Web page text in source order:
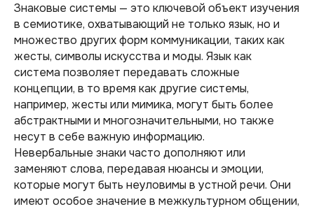
Знаковые системы — это ключевой объект изучения
в семиотике, охватывающий не только язык, но и
множество других форм коммуникации, таких как
жесты, символы искусства и моды. Язык как
система позволяет передавать сложные
концепции, в то время как другие системы,
например, жесты или мимика, могут быть более
абстрактными и многозначительными, но также
несут в себе важную информацию.
Невербальные знаки часто дополняют или
заменяют слова, передавая нюансы и эмоции,
которые могут быть неуловимы в устной речи. Они
имеют особое значение в межкультурном общении,